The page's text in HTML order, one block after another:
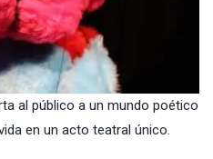
al público a un mundo poético
en un acto teatral único.